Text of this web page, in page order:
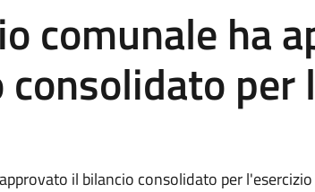
comunale ha
per
il bilancio consolidato per